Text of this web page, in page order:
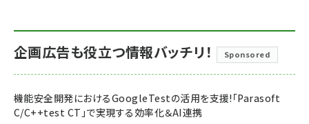
企画広告も役立つ情報バッチリ！ Sponsored
機能安全開発におけるGoogleTestの活用を支援!「Parasoft
C/C++test CT」で実現する効率化＆AI連携